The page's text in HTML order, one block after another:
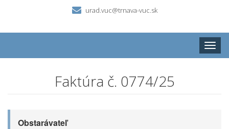
urad.vuc@trnava-vuc.sk
Toggle
Faktúra č. 0774/25
Obstarávateľ